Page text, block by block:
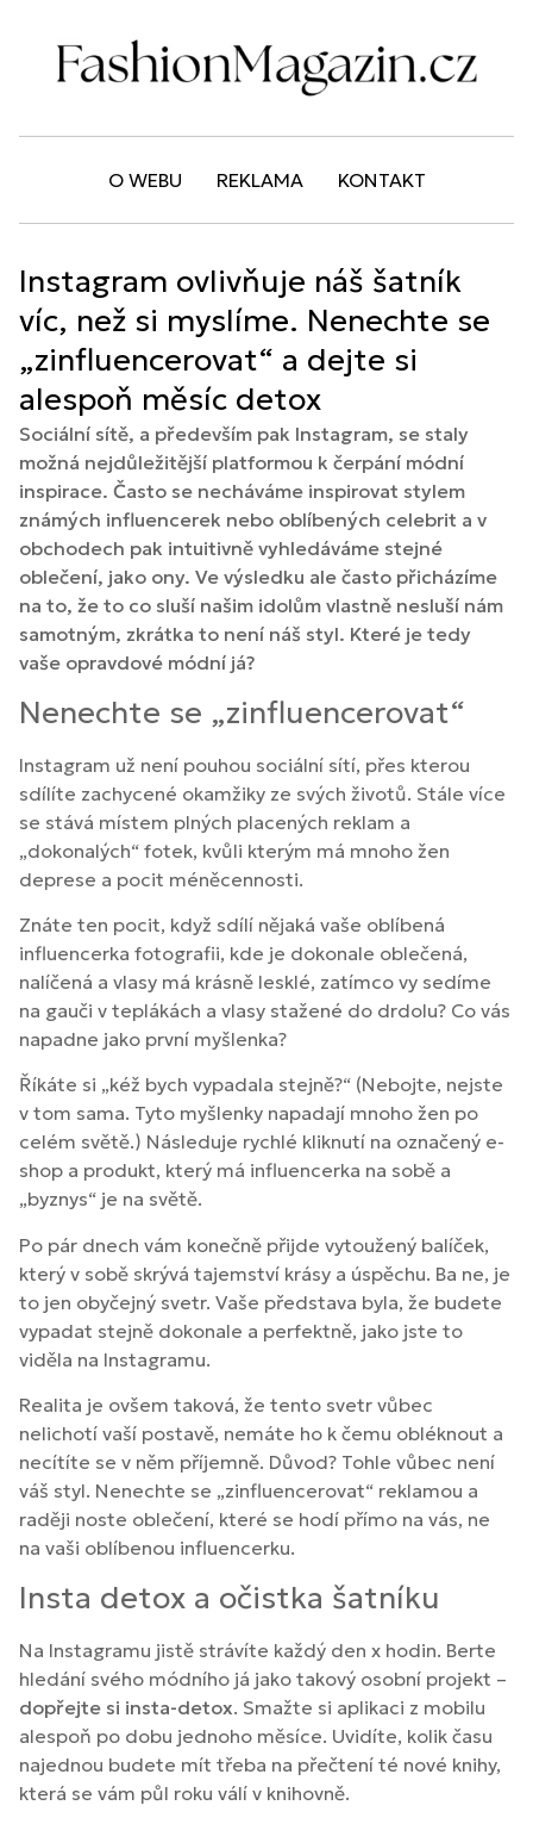
O WEBU REKLAMA KONTAKT
Instagram ovlivňuje náš šatník
víc, než si myslíme. Nenechte se
„zinfluencerovat“ a dejte si
alespoň měsíc detox
Sociální sítě, a především pak Instagram, se staly
možná nejdůležitější platformou k čerpání módní
inspirace. Často se necháváme inspirovat stylem
známých influencerek nebo oblíbených celebrit a v
obchodech pak intuitivně vyhledáváme stejné
oblečení, jako ony. Ve výsledku ale často přicházíme
na to, že to co sluší našim idolům vlastně nesluší nám
samotným, zkrátka to není náš styl. Které je tedy
vaše opravdové módní já?
Nenechte se „zinfluencerovat“
Instagram už není pouhou sociální sítí, přes kterou
sdílíte zachycené okamžiky ze svých životů. Stále více
se stává místem plných placených reklam a
„dokonalých“ fotek, kvůli kterým má mnoho žen
deprese a pocit méněcennosti.
Znáte ten pocit, když sdílí nějaká vaše oblíbená
influencerka fotografii, kde je dokonale oblečená,
nalíčená a vlasy má krásně lesklé, zatímco vy sedíme
na gauči v teplákách a vlasy stažené do drdolu? Co vás
napadne jako první myšlenka?
Říkáte si „kéž bych vypadala stejně?“ (Nebojte, nejste
v tom sama. Tyto myšlenky napadají mnoho žen po
celém světě.) Následuje rychlé kliknutí na označený e-
shop a produkt, který má influencerka na sobě a
„byznys“ je na světě.
Po pár dnech vám konečně přijde vytoužený balíček,
který v sobě skrývá tajemství krásy a úspěchu. Ba ne, je
to jen obyčejný svetr. Vaše představa byla, že budete
vypadat stejně dokonale a perfektně, jako jste to
viděla na Instagramu.
Realita je ovšem taková, že tento svetr vůbec
nelichotí vaší postavě, nemáte ho k čemu obléknout a
necítíte se v něm příjemně. Důvod? Tohle vůbec není
váš styl. Nenechte se „zinfluencerovat“ reklamou a
raději noste oblečení, které se hodí přímo na vás, ne
na vaši oblíbenou influencerku.
Insta detox a očistka šatníku
Na Instagramu jistě strávíte každý den x hodin. Berte
hledání svého módního já jako takový osobní projekt –
dopřejte si insta-detox. Smažte si aplikaci z mobilu
alespoň po dobu jednoho měsíce. Uvidíte, kolik času
najednou budete mít třeba na přečtení té nové knihy,
která se vám půl roku válí v knihovně.